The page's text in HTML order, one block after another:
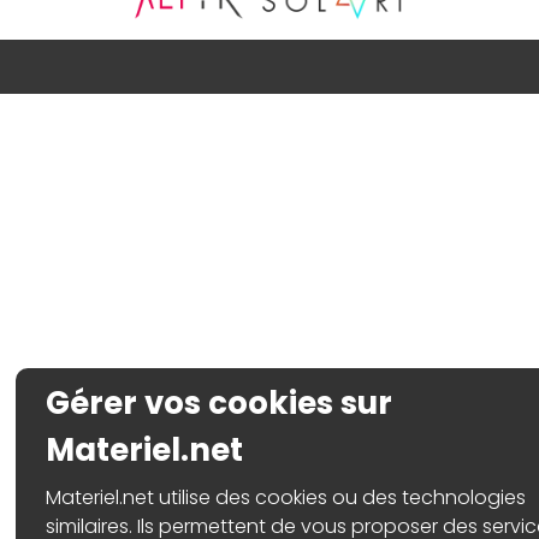
Gérer vos cookies sur
Materiel.net
Materiel.net utilise des cookies ou des technologies
similaires. Ils permettent de vous proposer des